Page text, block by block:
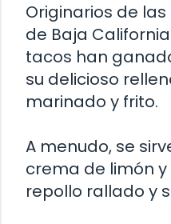
Originarios de
de Baja
tacos han
su delicioso
marinado y frito.
A menudo, se
crema de limón
repollo rallado y